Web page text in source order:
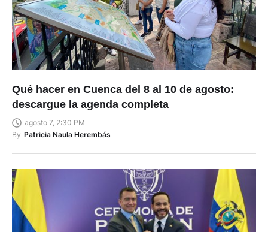
Qué hacer en Cuenca del 8 al 10 de agosto:
descargue la agenda completa
agosto 7, 2:30 PM
By Patricia Naula Herembás